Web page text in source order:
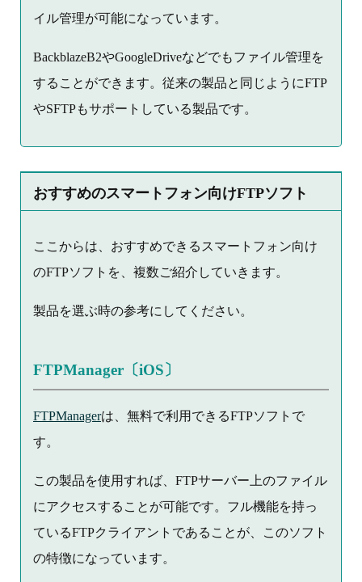
イル管理が可能になっています。
BackblazeB2やGoogleDriveなどでもファイル管理を
することができます。従来の製品と同じようにFTP
やSFTPもサポートしている製品です。
おすすめのスマートフォン向けFTPソフト
ここからは、おすすめできるスマートフォン向け
のFTPソフトを、複数ご紹介していきます。
製品を選ぶ時の参考にしてください。
FTPManager〔iOS〕
FTPManagerは、無料で利用できるFTPソフトで
す。
この製品を使用すれば、FTPサーバー上のファイル
にアクセスすることが可能です。フル機能を持っ
ているFTPクライアントであることが、このソフト
の特徴になっています。